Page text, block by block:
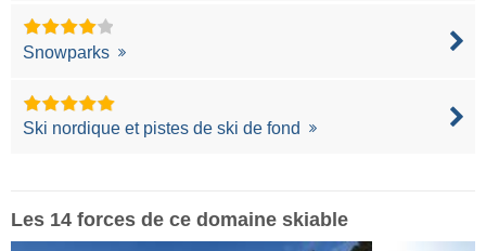
Snowparks
Ski nordique et pistes de ski de fond
Les 14 forces de ce domaine skiable